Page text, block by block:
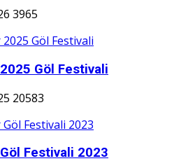
3965
Göl Festivali
20583
Festivali 2023